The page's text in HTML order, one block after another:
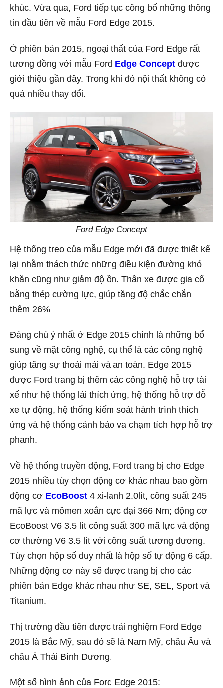
khúc. Vừa qua, Ford tiếp tục công bố những thông
tin đầu tiên về mẫu Ford Edge 2015.
Ở phiên bản 2015, ngoại thất của Ford Edge rất
tương đồng với mẫu Ford Edge Concept được
giới thiệu gần đây. Trong khi đó nội thất không có
quá nhiều thay đổi.
Ford Edge Concept
Hệ thống treo của mẫu Edge mới đã được thiết kế
lại nhằm thách thức những điều kiện đường khó
khăn cũng như giảm độ ồn. Thân xe được gia cố
bằng thép cường lực, giúp tăng độ chắc chắn
thêm 26%
Đáng chú ý nhất ở Edge 2015 chính là những bổ
sung về mặt công nghệ, cụ thể là các công nghệ
giúp tăng sự thoải mái và an toàn. Edge 2015
được Ford trang bị thêm các công nghệ hỗ trợ tài
xế như hệ thống lái thích ứng, hệ thống hỗ trợ đỗ
xe tự động, hệ thống kiểm soát hành trình thích
ứng và hệ thống cảnh báo va chạm tích hợp hỗ trợ
phanh.
Về hệ thống truyền động, Ford trang bị cho Edge
2015 nhiều tùy chọn động cơ khác nhau bao gồm
động cơ EcoBoost 4 xi-lanh 2.0lít, công suất 245
mã lực và mômen xoắn cực đại 366 Nm; động cơ
EcoBoost V6 3.5 lít công suất 300 mã lực và động
cơ thường V6 3.5 lít với công suất tương đương.
Tùy chọn hộp số duy nhất là hộp số tự động 6 cấp.
Những động cơ này sẽ được trang bị cho các
phiên bản Edge khác nhau như SE, SEL, Sport và
Titanium.
Thị trường đầu tiên được trải nghiệm Ford Edge
2015 là Bắc Mỹ, sau đó sẽ là Nam Mỹ, châu Âu và
châu Á Thái Bình Dương.
Một số hình ảnh của Ford Edge 2015: